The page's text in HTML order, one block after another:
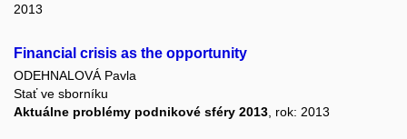
2013
Financial crisis as the opportunity
ODEHNALOVÁ Pavla
Stať ve sborníku
Aktuálne problémy podnikové sféry 2013, rok: 2013